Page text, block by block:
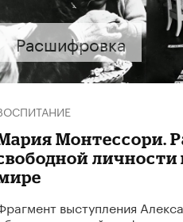
Расшифровка
Монтессори.
личности
выступления